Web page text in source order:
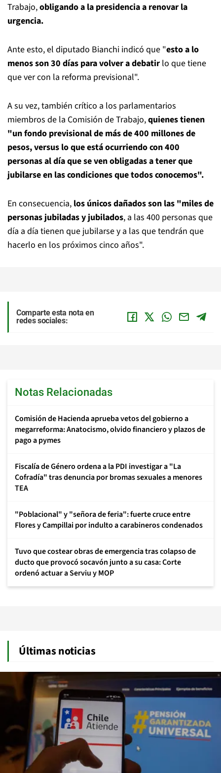
Trabajo,obligando a la presidencia a renovar la
urgencia.
Ante esto, el diputado Bianchi indicó que "esto a lo
menos son 30 días para volver a debatir lo que tiene
que ver con la reforma previsional".
A su vez, también crítico a los parlamentarios
miembros de la Comisión de Trabajo,quienes tienen
"un fondo previsional de más de 400 millones de
pesos, versus lo que está ocurriendo con 400
personas al día que se ven obligadas a tener que
jubilarse en las condiciones que todos conocemos".
En consecuencia, los únicos dañados son las "miles de
personas jubiladas y jubilados, a las 400 personas que
día a día tienen que jubilarse y a las que tendrán que
hacerlo en los próximos cinco años".
Comparte esta nota en
redes sociales:
Notas Relacionadas
Comisión de Hacienda aprueba vetos del gobierno a
megarreforma: Anatocismo, olvido financiero y plazos de
pago a pymes
Fiscalía de Género ordena a la PDI investigar a "La
Cofradía" tras denuncia por bromas sexuales a menores
TEA
"Poblacional" y "señora de feria": fuerte cruce entre
Flores y Campillai por indulto a carabineros condenados
Tuvo que costear obras de emergencia tras colapso de
ducto que provocó socavón junto a su casa: Corte
ordenó actuar a Serviu y MOP
Últimas noticias